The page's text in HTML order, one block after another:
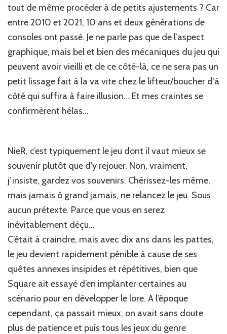
tout de même procéder à de petits ajustements ? Car
entre 2010 et 2021, 10 ans et deux générations de
consoles ont passé. Je ne parle pas que de l’aspect
graphique, mais bel et bien des mécaniques du jeu qui
peuvent avoir vieilli et de ce côté-là, ce ne sera pas un
petit lissage fait à la va vite chez le lifteur/boucher d’à
côté qui suffira à faire illusion… Et mes craintes se
confirmèrent hélas…
NieR, c’est typiquement le jeu dont il vaut mieux se
souvenir plutôt que d’y rejouer. Non, vraiment,
j’insiste, gardez vos souvenirs. Chérissez-les même,
mais jamais ô grand jamais, ne relancez le jeu. Sous
aucun prétexte. Parce que vous en serez
inévitablement déçu…
C’était à craindre, mais avec dix ans dans les pattes,
le jeu devient rapidement pénible à cause de ses
quêtes annexes insipides et répétitives, bien que
Square ait essayé d’en implanter certaines au
scénario pour en développer le lore. A l’époque
cependant, ça passait mieux, on avait sans doute
plus de patience et puis tous les jeux du genre